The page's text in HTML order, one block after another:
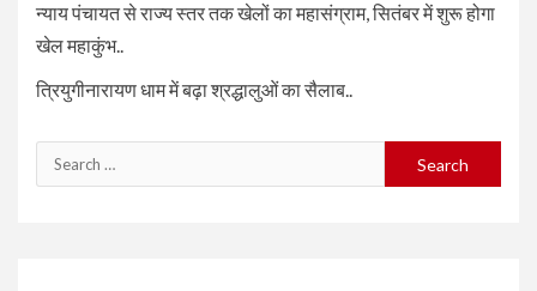
न्याय पंचायत से राज्य स्तर तक खेलों का महासंग्राम, सितंबर में शुरू होगा
खेल महाकुंभ..
त्रियुगीनारायण धाम में बढ़ा श्रद्धालुओं का सैलाब..
Search
for: